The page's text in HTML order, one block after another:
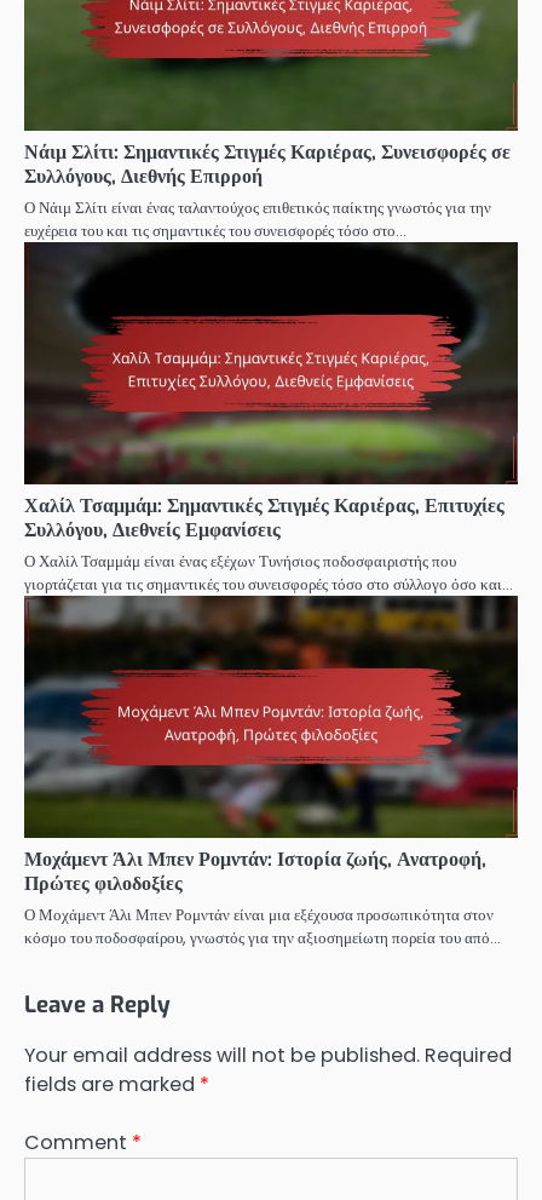
Νάιμ Σλίτι: Σημαντικές Στιγμές Καριέρας, Συνεισφορές σε
Συλλόγους, Διεθνής Επιρροή
Ο Νάιμ Σλίτι είναι ένας ταλαντούχος επιθετικός παίκτης γνωστός για την
ευχέρεια του και τις σημαντικές του συνεισφορές τόσο στο…
Χαλίλ Τσαμμάμ: Σημαντικές Στιγμές Καριέρας, Επιτυχίες
Συλλόγου, Διεθνείς Εμφανίσεις
Ο Χαλίλ Τσαμμάμ είναι ένας εξέχων Τυνήσιος ποδοσφαιριστής που
γιορτάζεται για τις σημαντικές του συνεισφορές τόσο στο σύλλογο όσο και…
Μοχάμεντ Άλι Μπεν Ρομντάν: Ιστορία ζωής, Ανατροφή,
Πρώτες φιλοδοξίες
Ο Μοχάμεντ Άλι Μπεν Ρομντάν είναι μια εξέχουσα προσωπικότητα στον
κόσμο του ποδοσφαίρου, γνωστός για την αξιοσημείωτη πορεία του από…
Leave a Reply
Your email address will not be published. Required
fields are marked *
Comment *